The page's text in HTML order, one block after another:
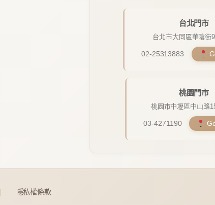
台北門市
台北市大同區華陰街
02-25313883
桃園門市
桃園市中壢區中山路
03-4271190
隱私權條款